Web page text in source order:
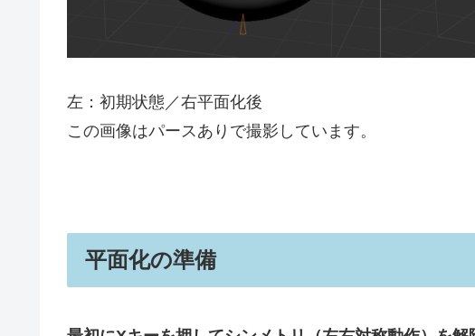
左：初期状態／右平面化後
この画像はパースありで撮影しています。
平面化の準備